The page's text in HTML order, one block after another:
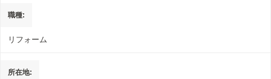
職種
リフォーム
所在地